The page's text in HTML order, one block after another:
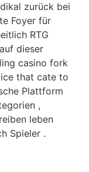
zurück bei
Foyer für
RTG
dieser
casino fork
that cate to
Plattform
,
leben
Spieler .